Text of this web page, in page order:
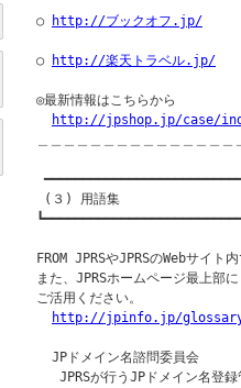
○ http://ブックオフ.jp/
○ http://楽天トラベル.jp/
◎最新情報はこちらから
http://jpshop.jp/case/
(３) 用語集
FROM JPRSやJPRSのWebサイ
また、JPRSホームページ最上部
ご活用ください。
http://jpinfo.jp/
  JPドメイン名諮問委員会
JPRSが行うJPドメイン名登録